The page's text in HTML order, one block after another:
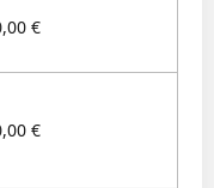
€
€